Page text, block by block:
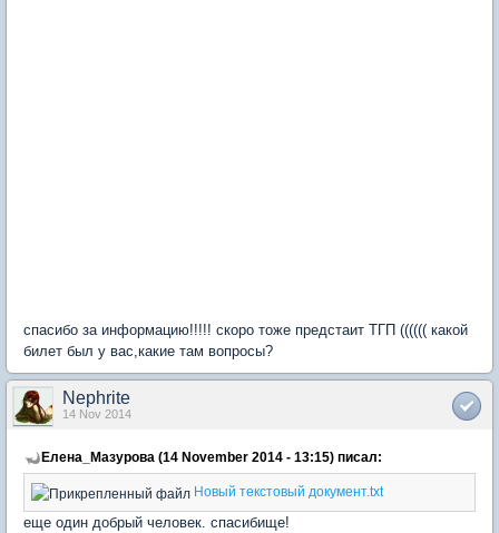
спасибо за информацию!!!!! скоро тоже предстаит ТГП (((((( какой
билет был у вас,какие там вопросы?
Nephrite
14 Nov 2014
Елена_Мазурова (14 November 2014 - 13:15) писал:
Новый текстовый документ.txt
еще один добрый человек. спасибище!